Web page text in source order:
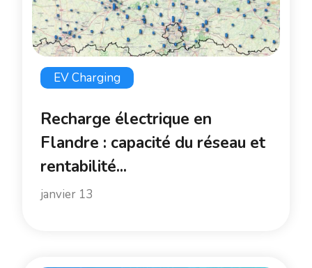
EV Charging
Recharge électrique en
Flandre : capacité du réseau et
rentabilité...
janvier 13